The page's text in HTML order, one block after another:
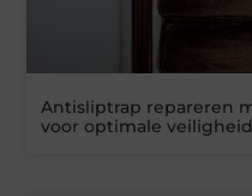
Antisliptrap repareren
voor optimale veiligheid